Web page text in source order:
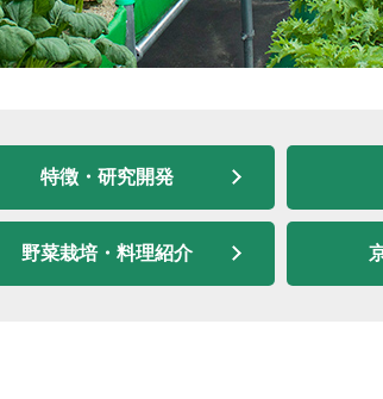
特徴・研究開発
野菜栽培・料理紹介